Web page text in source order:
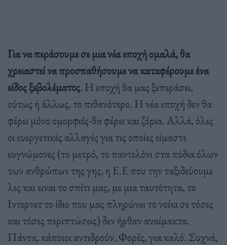
Για να περάσουμε σε μια νέα εποχή ομαλά, θα
χρειαστεί να προσπαθήσουμε να καταφέρουμε ένα
είδος ξεβολέματος. Η εποχή θα μας ξεπεράσει,
ούτως ή άλλως, το πιθανότερο. Η νέα εποχή δεν θα
φέρει μόνο ομορφιές-θα φέρει και ζόρια. Αλλά, όλες
οι ευεργετικές αλλαγές για τις οποίες είμαστε
ευγνώμονες (το μετρό, το παντελόνι στα πόδια όλων
των ανθρώπων της γης, η Ε.Ε που την ταξιδεύουμε
λες και ειναι το σπίτι μας, με μια ταυτότητα, το
Ιντερνετ το ίδιο που μας πληρώνει το νοίκι σε τόσες
και τόσες περιπτώσεις) δεν ήρθαν αναίμακτα.
Πάντα, κάποιοι αντιδρούν. Φορές, για καλό. Συχνά,